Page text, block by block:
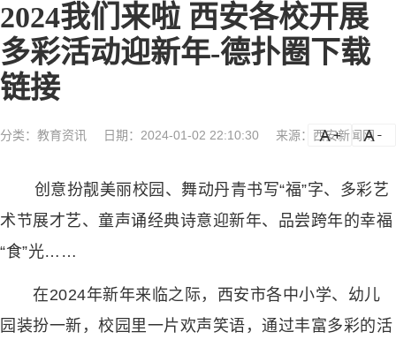
2024我们来啦 西安各校开展
多彩活动迎新年-德扑圈下载
链接
分类： 教育资讯 日期：2024-01-02 22:10:30 来源：西安新闻网
a
创意扮靓美丽校园、舞动丹青书写“福”字、多彩艺
术节展才艺、童声诵经典诗意迎新年、品尝跨年的幸福
“食”光……
在2024年新年来临之际，西安市各中小学、幼儿
园装扮一新，校园里一片欢声笑语，通过丰富多彩的活